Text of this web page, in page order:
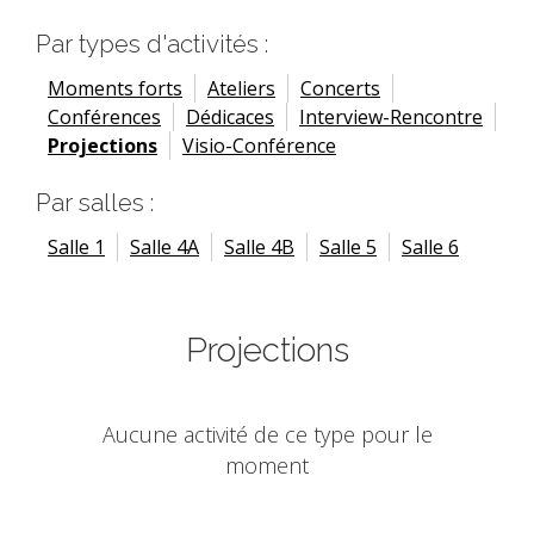
Par types d'activités :
Moments forts Ateliers
Concerts
Conférences
Dédicaces
Interview-Rencontre
Projections
Visio-Conférence
Par salles :
Salle 1 Salle 4A Salle 4B Salle 5 Salle 6
Projections
Aucune activité de ce type pour le
moment